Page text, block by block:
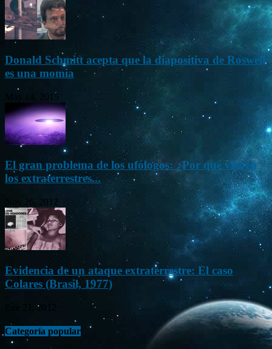
Donald Schmitt acepta que la diapositiva de Roswell
es una momia
May 14, 2015
El gran problema de los ufólogos: ¿Por qué vienen
los extraterrestres...
Nov 26, 2012
Evidencia de un ataque extraterrestre: El caso
Colares (Brasil, 1977)
Ene 21, 2012
Categoría popular